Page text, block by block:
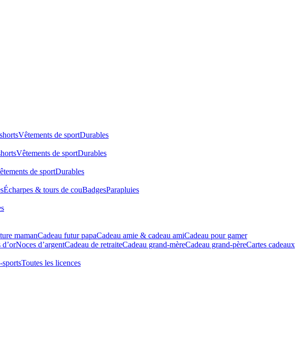
Vêtements de sportDurables
Vêtements de sportDurables
de sportDurables
Écharpes & tours de couBadgesParapluies
mamanCadeau futur papaCadeau amie & cadeau amiCadeau pour gamer
d’orNoces d’argentCadeau de retraiteCadeau grand-mèreCadeau grand-pèreCartes cadeaux
Toutes les licences